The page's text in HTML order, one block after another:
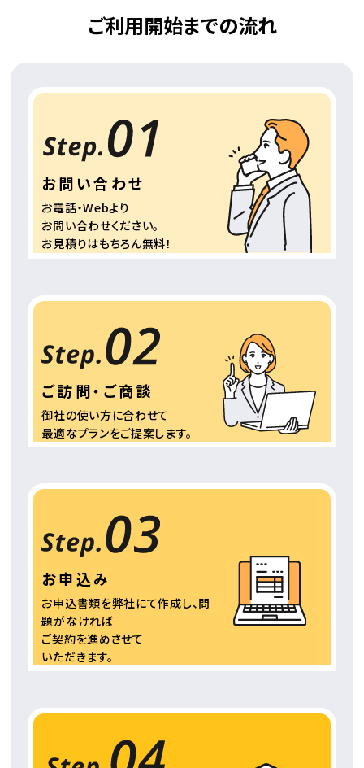
ご利用開始までの流れ
お問い合わせ
お電話・Webより
お問い合わせください。
お見積りはもちろん無料！
ご訪問・ご商談
御社の使い方に合わせて
最適なプランをご提案します。
お申込み
お申込書類を弊社にて作成し、問
題がなければ
ご契約を進めさせて
いただきます。